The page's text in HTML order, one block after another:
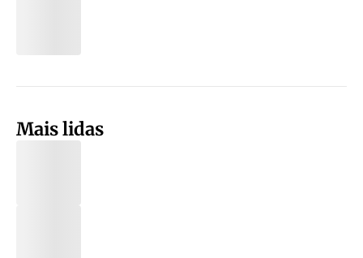
Mais lidas